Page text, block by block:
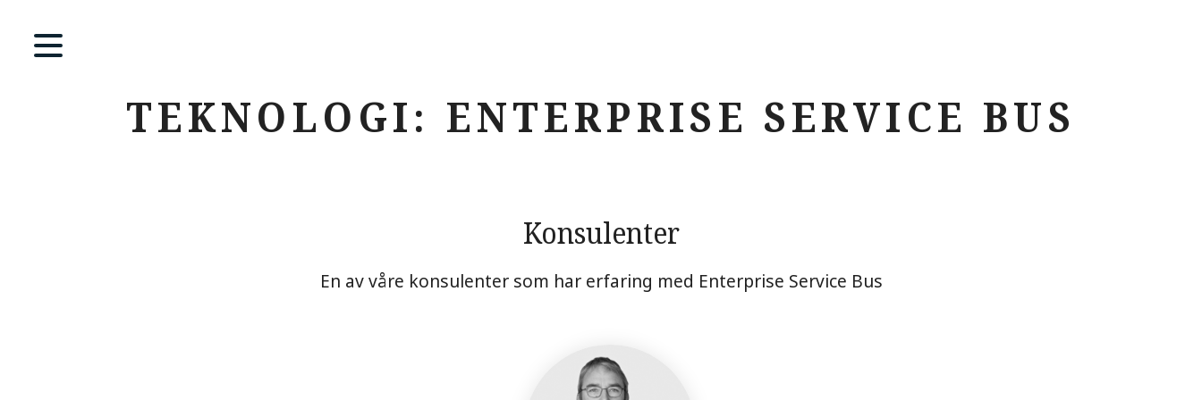
TEKNOLOGI: ENTERPRISE SERVICE BUS
Konsulenter
En av våre konsulenter som har erfaring med Enterprise Service Bus